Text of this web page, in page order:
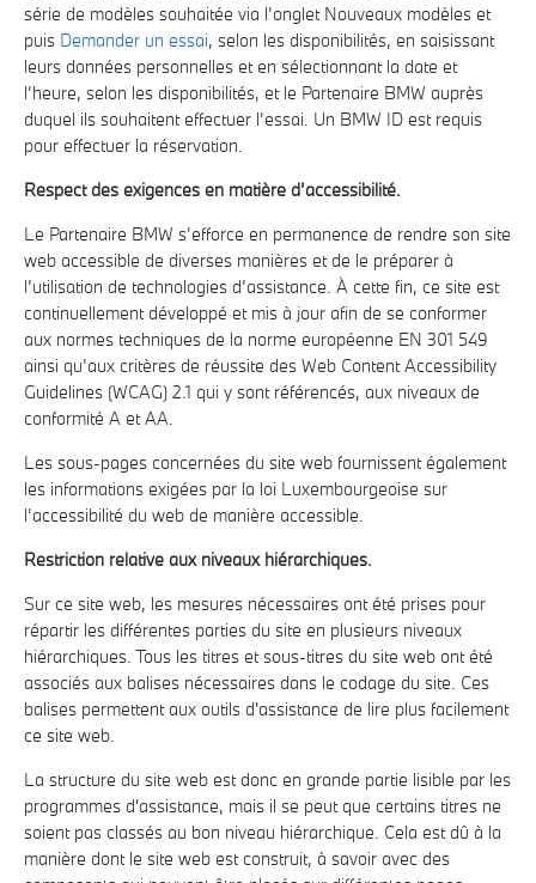
série de modèles souhaitée via l’onglet Nouveaux modèles et
puis Demander un essai, selon les disponibilités, en saisissant
leurs données personnelles et en sélectionnant la date et
l’heure, selon les disponibilités, et le Partenaire BMW auprès
duquel ils souhaitent effectuer l’essai. Un BMW ID est requis
pour effectuer la réservation.
Respect des exigences en matière d’accessibilité.
Le Partenaire BMW s’efforce en permanence de rendre son site
web accessible de diverses manières et de le préparer à
l’utilisation de technologies d’assistance. À cette fin, ce site est
continuellement développé et mis à jour afin de se conformer
aux normes techniques de la norme européenne EN 301 549
ainsi qu’aux critères de réussite des Web Content Accessibility
Guidelines (WCAG) 2.1 qui y sont référencés, aux niveaux de
conformité A et AA.
Les sous-pages concernées du site web fournissent également
les informations exigées par la loi Luxembourgeoise sur
l’accessibilité du web de manière accessible.
Restriction relative aux niveaux hiérarchiques.
Sur ce site web, les mesures nécessaires ont été prises pour
répartir les différentes parties du site en plusieurs niveaux
hiérarchiques. Tous les titres et sous-titres du site web ont été
associés aux balises nécessaires dans le codage du site. Ces
balises permettent aux outils d'assistance de lire plus facilement
ce site web.
La structure du site web est donc en grande partie lisible par les
programmes d'assistance, mais il se peut que certains titres ne
soient pas classés au bon niveau hiérarchique. Cela est dû à la
manière dont le site web est construit, à savoir avec des